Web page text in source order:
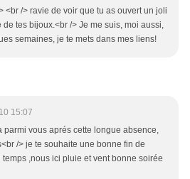
<br /> ravie de voir que tu as ouvert un joli
tes bijoux.<br /> Je me suis, moi aussi,
semaines, je te mets dans mes liens!
15:07
parmi vous aprés cette longue absence,
/> je te souhaite une bonne fin de
,nous ici pluie et vent bonne soirée